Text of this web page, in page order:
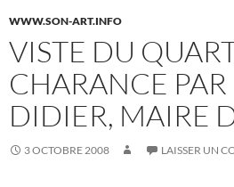
WWW.SON-ART.INFO
VISTE DU
CHARANCE PAR
DIDIER, MAIRE
3 OCTOBRE 2008 LAISSER UN